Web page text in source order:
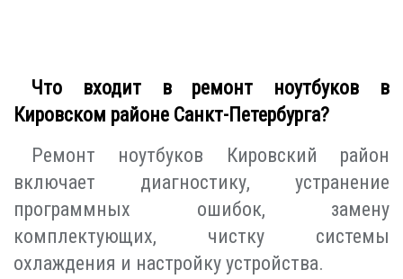
Что входит в ремонт ноутбуков в
Кировском районе Санкт-Петербурга?
Ремонт ноутбуков Кировский район
включает диагностику, устранение
программных ошибок, замену
комплектующих, чистку системы
охлаждения и настройку устройства.